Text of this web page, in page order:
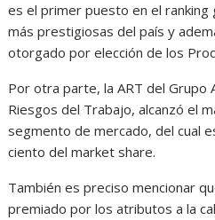
es el primer puesto en el ranking
más prestigiosas del país y
otorgado por elección de los
Por otra parte, la ART del Grupo
Riesgos del Trabajo, alcanzó el
segmento de mercado, del cual
ciento del market share.
También es preciso mencionar
premiado por los atributos a la